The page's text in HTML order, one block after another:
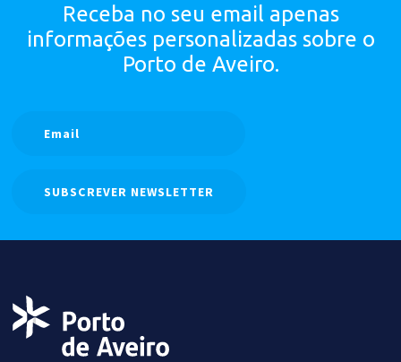
Receba no seu email apenas
informações personalizadas sobre o
Porto de Aveiro.
SUBSCREVER NEWSLETTER